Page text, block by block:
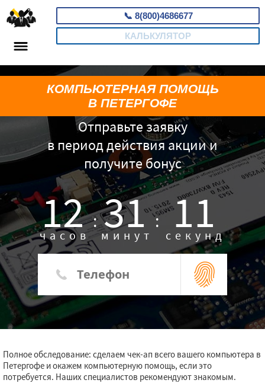
📞 8(800)4686677
КАЛЬКУЛЯТОР
Отправьте заявку
в период действия акции и
получите бонус
12 :
часов 31 :
минут 10
секунд
КОМПЬЮТЕРНАЯ ПОМОЩЬ
В ПЕТЕРГОФЕ
Полное обследование: сделаем чек-ап всего вашего компьютера в
Петергофе и окажем компьютерную помощь, если это
потребуется. Наших специалистов рекомендуют знакомым.